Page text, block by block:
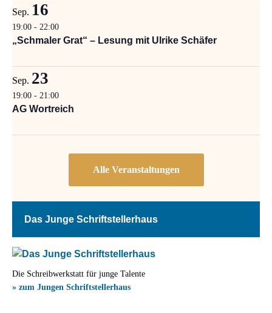
Sep. 16
19:00 - 22:00
„Schmaler Grat“ – Lesung mit Ulrike Schäfer
Sep. 23
19:00 - 21:00
AG Wortreich
Das Junge Schriftstellerhaus
Die Schreibwerkstatt für junge Talente
» zum Jungen Schriftstellerhaus